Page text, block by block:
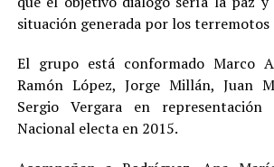
situación generada por los terremotos
El grupo está conformado Marco
Ramón López, Jorge Millán, Juan
Sergio Vergara en
Nacional electa en 2015.